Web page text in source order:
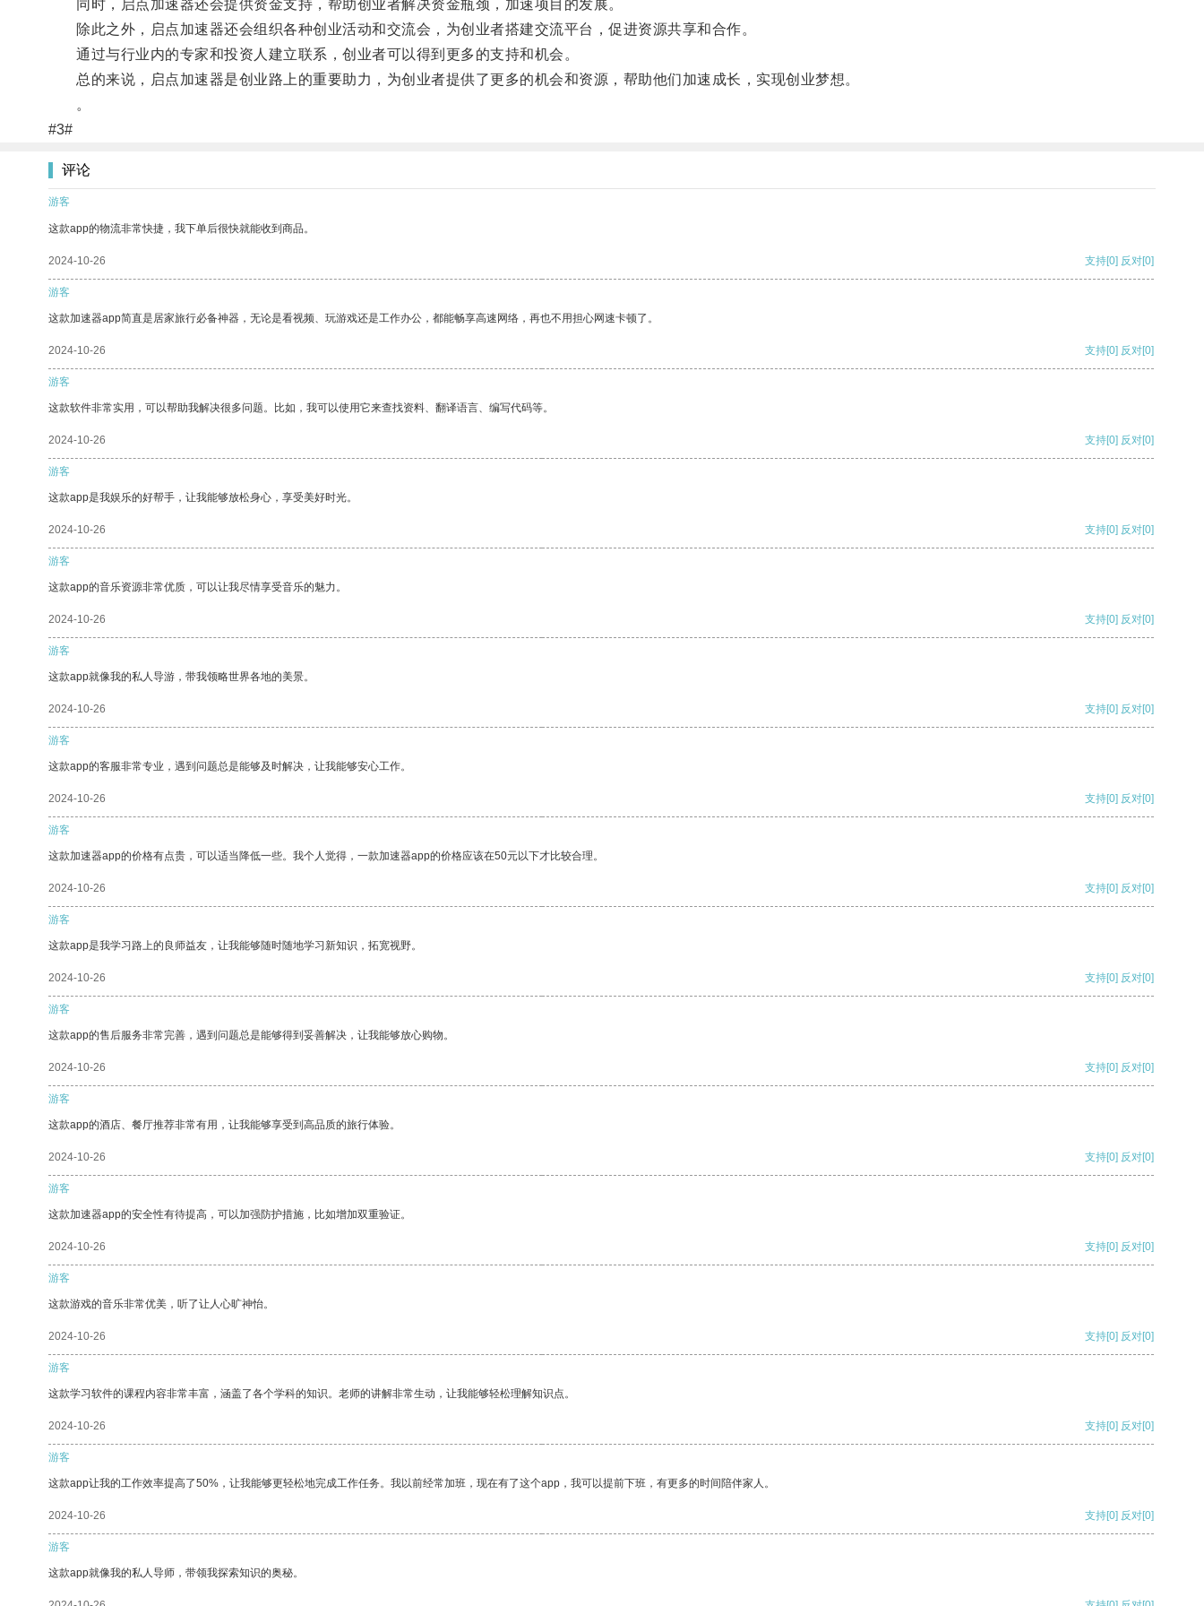
同时，启点加速器还会提供资金支持，帮助创业者解决资金瓶颈，加速项目的发展。
除此之外，启点加速器还会组织各种创业活动和交流会，为创业者搭建交流平台，促进资源共享和合作。
通过与行业内的专家和投资人建立联系，创业者可以得到更多的支持和机会。
总的来说，启点加速器是创业路上的重要助力，为创业者提供了更多的机会和资源，帮助他们加速成长，实现创业梦想。
​​​​​​​。
#3#
评论
游客
这款app的物流非常快捷，我下单后很快就能收到商品。
2024-10-26 支持[0] 反对[0]
游客
这款加速器app简直是居家旅行必备神器，无论是看视频、玩游戏还是工作办公，都能畅享高速网络，再也不用担心网速卡顿了。
2024-10-26 支持[0] 反对[0]
游客
这款软件非常实用，可以帮助我解决很多问题。比如，我可以使用它来查找资料、翻译语言、编写代码等。
2024-10-26 支持[0] 反对[0]
游客
这款app是我娱乐的好帮手，让我能够放松身心，享受美好时光。
2024-10-26 支持[0] 反对[0]
游客
这款app的音乐资源非常优质，可以让我尽情享受音乐的魅力。
2024-10-26 支持[0] 反对[0]
游客
这款app就像我的私人导游，带我领略世界各地的美景。
2024-10-26 支持[0] 反对[0]
游客
这款app的客服非常专业，遇到问题总是能够及时解决，让我能够安心工作。
2024-10-26 支持[0] 反对[0]
游客
这款加速器app的价格有点贵，可以适当降低一些。我个人觉得，一款加速器app的价格应该在50元以下才比较合理。
2024-10-26 支持[0] 反对[0]
游客
这款app是我学习路上的良师益友，让我能够随时随地学习新知识，拓宽视野。
2024-10-26 支持[0] 反对[0]
游客
这款app的售后服务非常完善，遇到问题总是能够得到妥善解决，让我能够放心购物。
2024-10-26 支持[0] 反对[0]
游客
这款app的酒店、餐厅推荐非常有用，让我能够享受到高品质的旅行体验。
2024-10-26 支持[0] 反对[0]
游客
这款加速器app的安全性有待提高，可以加强防护措施，比如增加双重验证。
2024-10-26 支持[0] 反对[0]
游客
这款游戏的音乐非常优美，听了让人心旷神怡。
2024-10-26 支持[0] 反对[0]
游客
这款学习软件的课程内容非常丰富，涵盖了各个学科的知识。老师的讲解非常生动，让我能够轻松理解知识点。
2024-10-26 支持[0] 反对[0]
游客
这款app让我的工作效率提高了50%，让我能够更轻松地完成工作任务。我以前经常加班，现在有了这个app，我可以提前下班，有更多的时间陪伴家人。
2024-10-26 支持[0] 反对[0]
游客
这款app就像我的私人导师，带领我探索知识的奥秘。